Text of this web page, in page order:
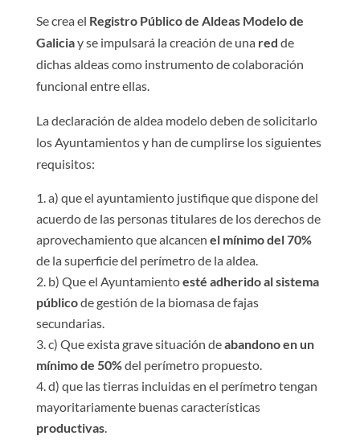
Se crea el Registro Público de Aldeas Modelo de
Galiciay se impulsará la creación de una red de
dichas aldeas como instrumento de colaboración
funcional entre ellas.
La declaración de aldea modelo deben de solicitarlo
los Ayuntamientos y han de cumplirse los siguientes
requisitos:
a) que el ayuntamiento justifique que dispone del
acuerdo de las personas titulares de los derechos de
aprovechamiento que alcancen el mínimo del70%
de la superficie del perímetro de la aldea.
b) Que el Ayuntamientoesté adherido al sistema
públicode gestión de la biomasa de fajas
secundarias.
c) Que exista grave situación deabandono en un
mínimo de 50%del perímetro propuesto.
d) que las tierras incluidas en el perímetro tengan
mayoritariamente buenas características
productivas.